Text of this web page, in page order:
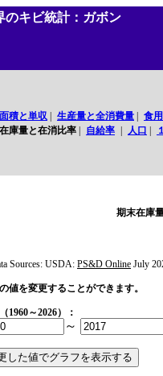
のキビ統計：ガボン
積と単収 生産量と全消費量 食
庫量と在消比率
自給率 人口
期末在庫
Sources: USDA: PS&D Online July
値を変更することができます。
1960～2026）：
～